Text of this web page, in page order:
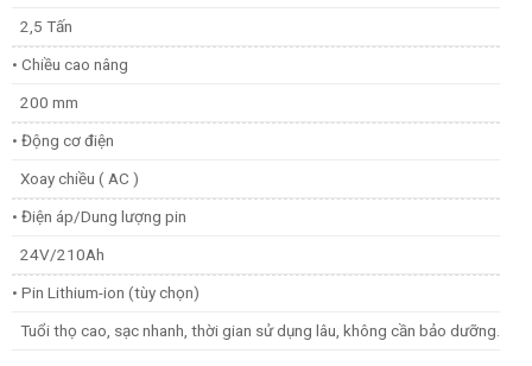
2,5 Tấn
• Chiều cao nâng
200 mm
• Động cơ điện
Xoay chiều ( AC )
• Điện áp/Dung lượng pin
24V/210Ah
• Pin Lithium-ion (tùy chọn)
Tuổi thọ cao, sạc nhanh, thời gian sử dụng lâu, không cần bảo dưỡng.